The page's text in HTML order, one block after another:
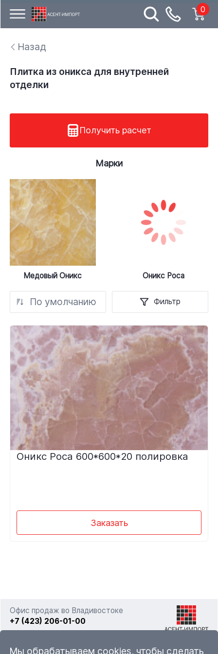
0
Назад
Плитка из оникса для внутренней
отделки
Получить расчет
Марки
Медовый Оникс Оникс Роса
По умолчанию Фильтр
Оникс Роса 600*600*20 полировка
Заказать
Офис продаж во Владивостоке
+7 (423) 206-01-00
Мы обрабатываем cookies, чтобы сделать